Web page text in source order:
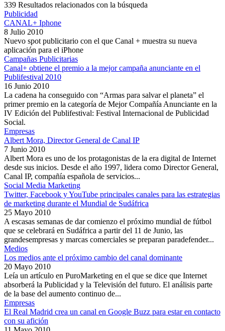
339 Resultados relacionados con la búsqueda
Publicidad
CANAL+ Iphone
8 Julio 2010
Nuevo spot publicitario con el que Canal + muestra su nueva
aplicación para el iPhone
Campañas Publicitarias
Canal+ obtiene el premio a la mejor campaña anunciante en el
Publifestival 2010
16 Junio 2010
La cadena ha conseguido con “Armas para salvar el planeta” el
primer premio en la categoría de Mejor Compañía Anunciante en la
IV Edición del Publifestival: Festival Internacional de Publicidad
Social.
Empresas
Albert Mora, Director General de Canal IP
7 Junio 2010
Albert Mora es uno de los protagonistas de la era digital de Internet
desde sus inicios. Desde el año 1997, lidera como Director General,
Canal IP, compañía española de servicios...
Social Media Marketing
Twitter, Facebook y YouTube principales canales para las estrategias
de marketing durante el Mundial de Sudáfrica
25 Mayo 2010
A escasas semanas de dar comienzo el próximo mundial de fútbol
que se celebrará en Sudáfrica a partir del 11 de Junio, las
grandesempresas y marcas comerciales se preparan paradefender...
Medios
Los medios ante el próximo cambio del canal dominante
20 Mayo 2010
Leía un artículo en PuroMarketing en el que se dice que Internet
absorberá la Publicidad y la Televisión del futuro. El análisis parte
de la base del aumento continuo de...
Empresas
El Real Madrid crea un canal en Google Buzz para estar en contacto
con su afición